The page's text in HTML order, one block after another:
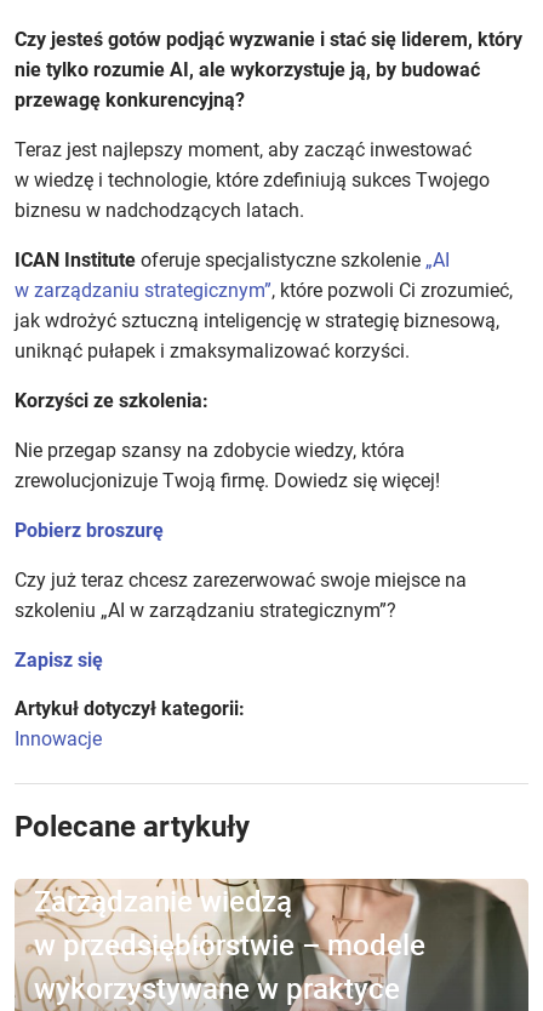
Czy jesteś gotów podjąć wyzwanie i stać się liderem, który
nie tylko rozumie AI, ale wykorzystuje ją, by budować
przewagę konkurencyjną?
Teraz jest najlepszy moment, aby zacząć inwestować
w wiedzę i technologie, które zdefiniują sukces Twojego
biznesu w nadchodzących latach.
ICAN Institute oferuje specjalistyczne szkolenie „AI
w zarządzaniu strategicznym”, które pozwoli Ci zrozumieć,
jak wdrożyć sztuczną inteligencję w strategię biznesową,
uniknąć pułapek i zmaksymalizować korzyści.
Korzyści ze szkolenia:
Nie przegap szansy na zdobycie wiedzy, która
zrewolucjonizuje Twoją firmę. Dowiedz się więcej!
Pobierz broszurę
Czy już teraz chcesz zarezerwować swoje miejsce na
szkoleniu „AI w zarządzaniu strategicznym”?
Zapisz się
Artykuł dotyczył kategorii:
Innowacje
Polecane artykuły
Zarządzanie wiedzą
w przedsiębiorstwie – modele
wykorzystywane w praktyce